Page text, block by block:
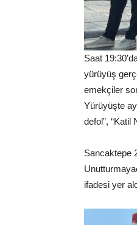
Saat
yürüyüş
emekçiler
Yürüyüşte
defol”, “Katil
Sancaktepe
ifadesi yer